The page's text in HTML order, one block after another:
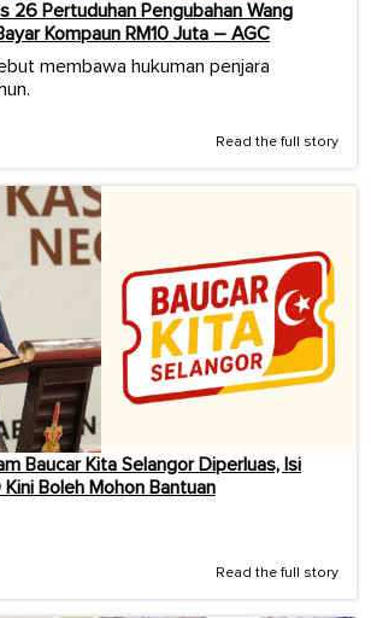
26 Pertuduhan Pengubahan Wang
Kompaun RM10 Juta – AGC
membawa hukuman penjara
Read the full story
Baucar Kita Selangor Diperluas, Isi
Boleh Mohon Bantuan
Read the full story